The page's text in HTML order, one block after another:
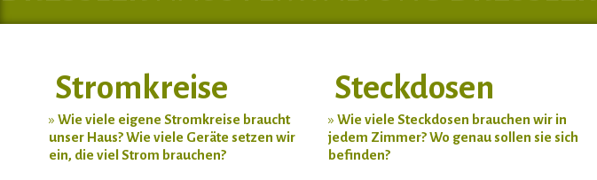
Stromkreise
» Wie viele eigene Stromkreise braucht
unser Haus? Wie viele Geräte setzen wir
ein, die viel Strom brauchen?
Steckdosen
» Wie viele Steckdosen brauchen wir in
jedem Zimmer? Wo genau sollen sie sich
befinden?